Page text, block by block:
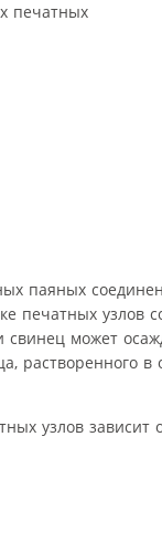
печатных
паяных
печатных узлов
может
растворенного
узлов зависит